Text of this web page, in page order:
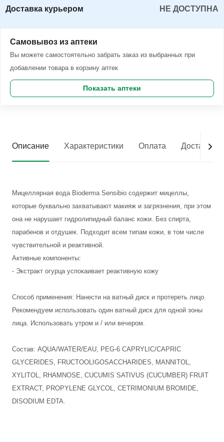
Доставка курьером НЕ ДОСТУПНА
Самовывоз из аптеки
Вы можете самостоятельно забрать заказ из выбранных при
добавлении товара в корзину аптек
Показать аптеки
Описание Характеристики Оплата Доставка
Мицеллярная вода Bioderma Sensibio содержит мицеллы,
которые буквально захватывают макияж и загрязнения, при этом
она не нарушает гидролипидный баланс кожи. Без спирта,
парабенов и отдушек. Подходит всем типам кожи, в том числе
чувствительной и реактивной.
Активные компоненты:
- Экстракт огурца успокаивает реактивную кожу
Способ применения: Нанести на ватный диск и протереть лицо.
Рекомендуем использовать один ватный диск для одной зоны
лица. Использовать утром и / или вечером.
Состав: AQUA/WATER/EAU, PEG-6 CAPRYLIC/CAPRIC
GLYCERIDES, FRUCTOOLIGOSACCHARIDES, MANNITOL,
XYLITOL, RHAMNOSE, CUCUMIS SATIVUS (CUCUMBER) FRUIT
EXTRACT, PROPYLENE GLYCOL, CETRIMONIUM BROMIDE,
DISODIUM EDTA.